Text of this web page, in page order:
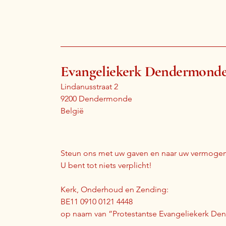
Evangeliekerk
Lindanusstraat 2
9200 Dendermonde
België
Steun ons met uw gaven en naar uw
U bent tot niets verplicht!
Kerk, Onderhoud en Zending:
BE11 0910 0121 4448
op naam van ”Protestantse Evangeliekerk